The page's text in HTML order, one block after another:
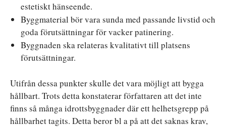
estetiskt hänseende.
Byggmaterial bör vara sunda med passande livstid och
goda förutsättningar för vacker patinering.
Byggnaden ska relateras kvalitativt till platsens
förutsättningar.
Utifrån dessa punkter skulle det vara möjligt att bygga
hållbart. Trots detta konstaterar författaren att det inte
finns så många idrottsbyggnader där ett helhetsgrepp på
hållbarhet tagits. Detta beror bl a på att det saknas krav,